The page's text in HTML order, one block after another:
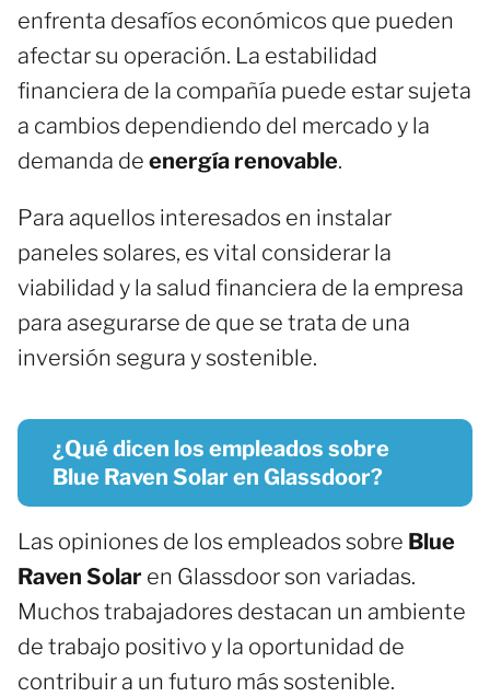
enfrenta desafíos económicos que pueden
afectar su operación. La estabilidad
financiera de la compañía puede estar sujeta
a cambios dependiendo del mercado y la
demanda de energía renovable.
Para aquellos interesados en instalar
paneles solares, es vital considerar la
viabilidad y la salud financiera de la empresa
para asegurarse de que se trata de una
inversión segura y sostenible.
¿Qué dicen los empleados sobre
Blue Raven Solar en Glassdoor?
Las opiniones de los empleados sobre Blue
Raven Solar en Glassdoor son variadas.
Muchos trabajadores destacan un ambiente
de trabajo positivo y la oportunidad de
contribuir a un futuro más sostenible.